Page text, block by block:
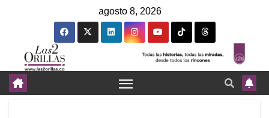
agosto 8, 2026